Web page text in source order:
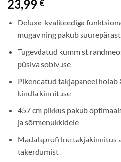
23,99 €
Deluxe-kvaliteediga
mugav ning pakub
Tugevdatud kummist
püsiva sobivuse
Pikendatud takjapaneel hoiab
kindla kinnituse
457 cm pikkus pakub
ja sõrmenukkidele
Madalaprofiilne takjakinnitus
takerdumist